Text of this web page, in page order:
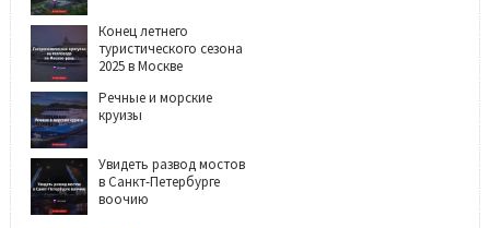
Конец летнего
туристического сезона
2025 в Москве
Речные и морские
круизы
Увидеть развод мостов
в Санкт-Петербурге
воочию